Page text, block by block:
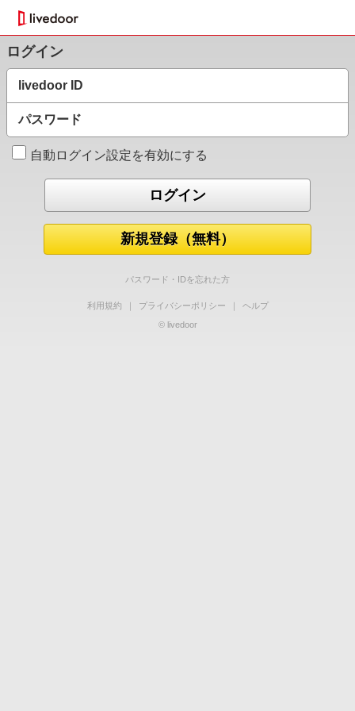
ログイン
livedoor ID
パスワード
自動ログイン設定を有効にする
新規登録（無料）
パスワード・IDを忘れた方
利用規約 ｜ プライバシーポリシー ｜
ヘルプ
© livedoor